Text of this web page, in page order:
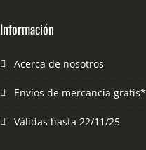
Información
Acerca de nosotros
Envíos de mercancía gratis*
Válidas hasta 22/11/25